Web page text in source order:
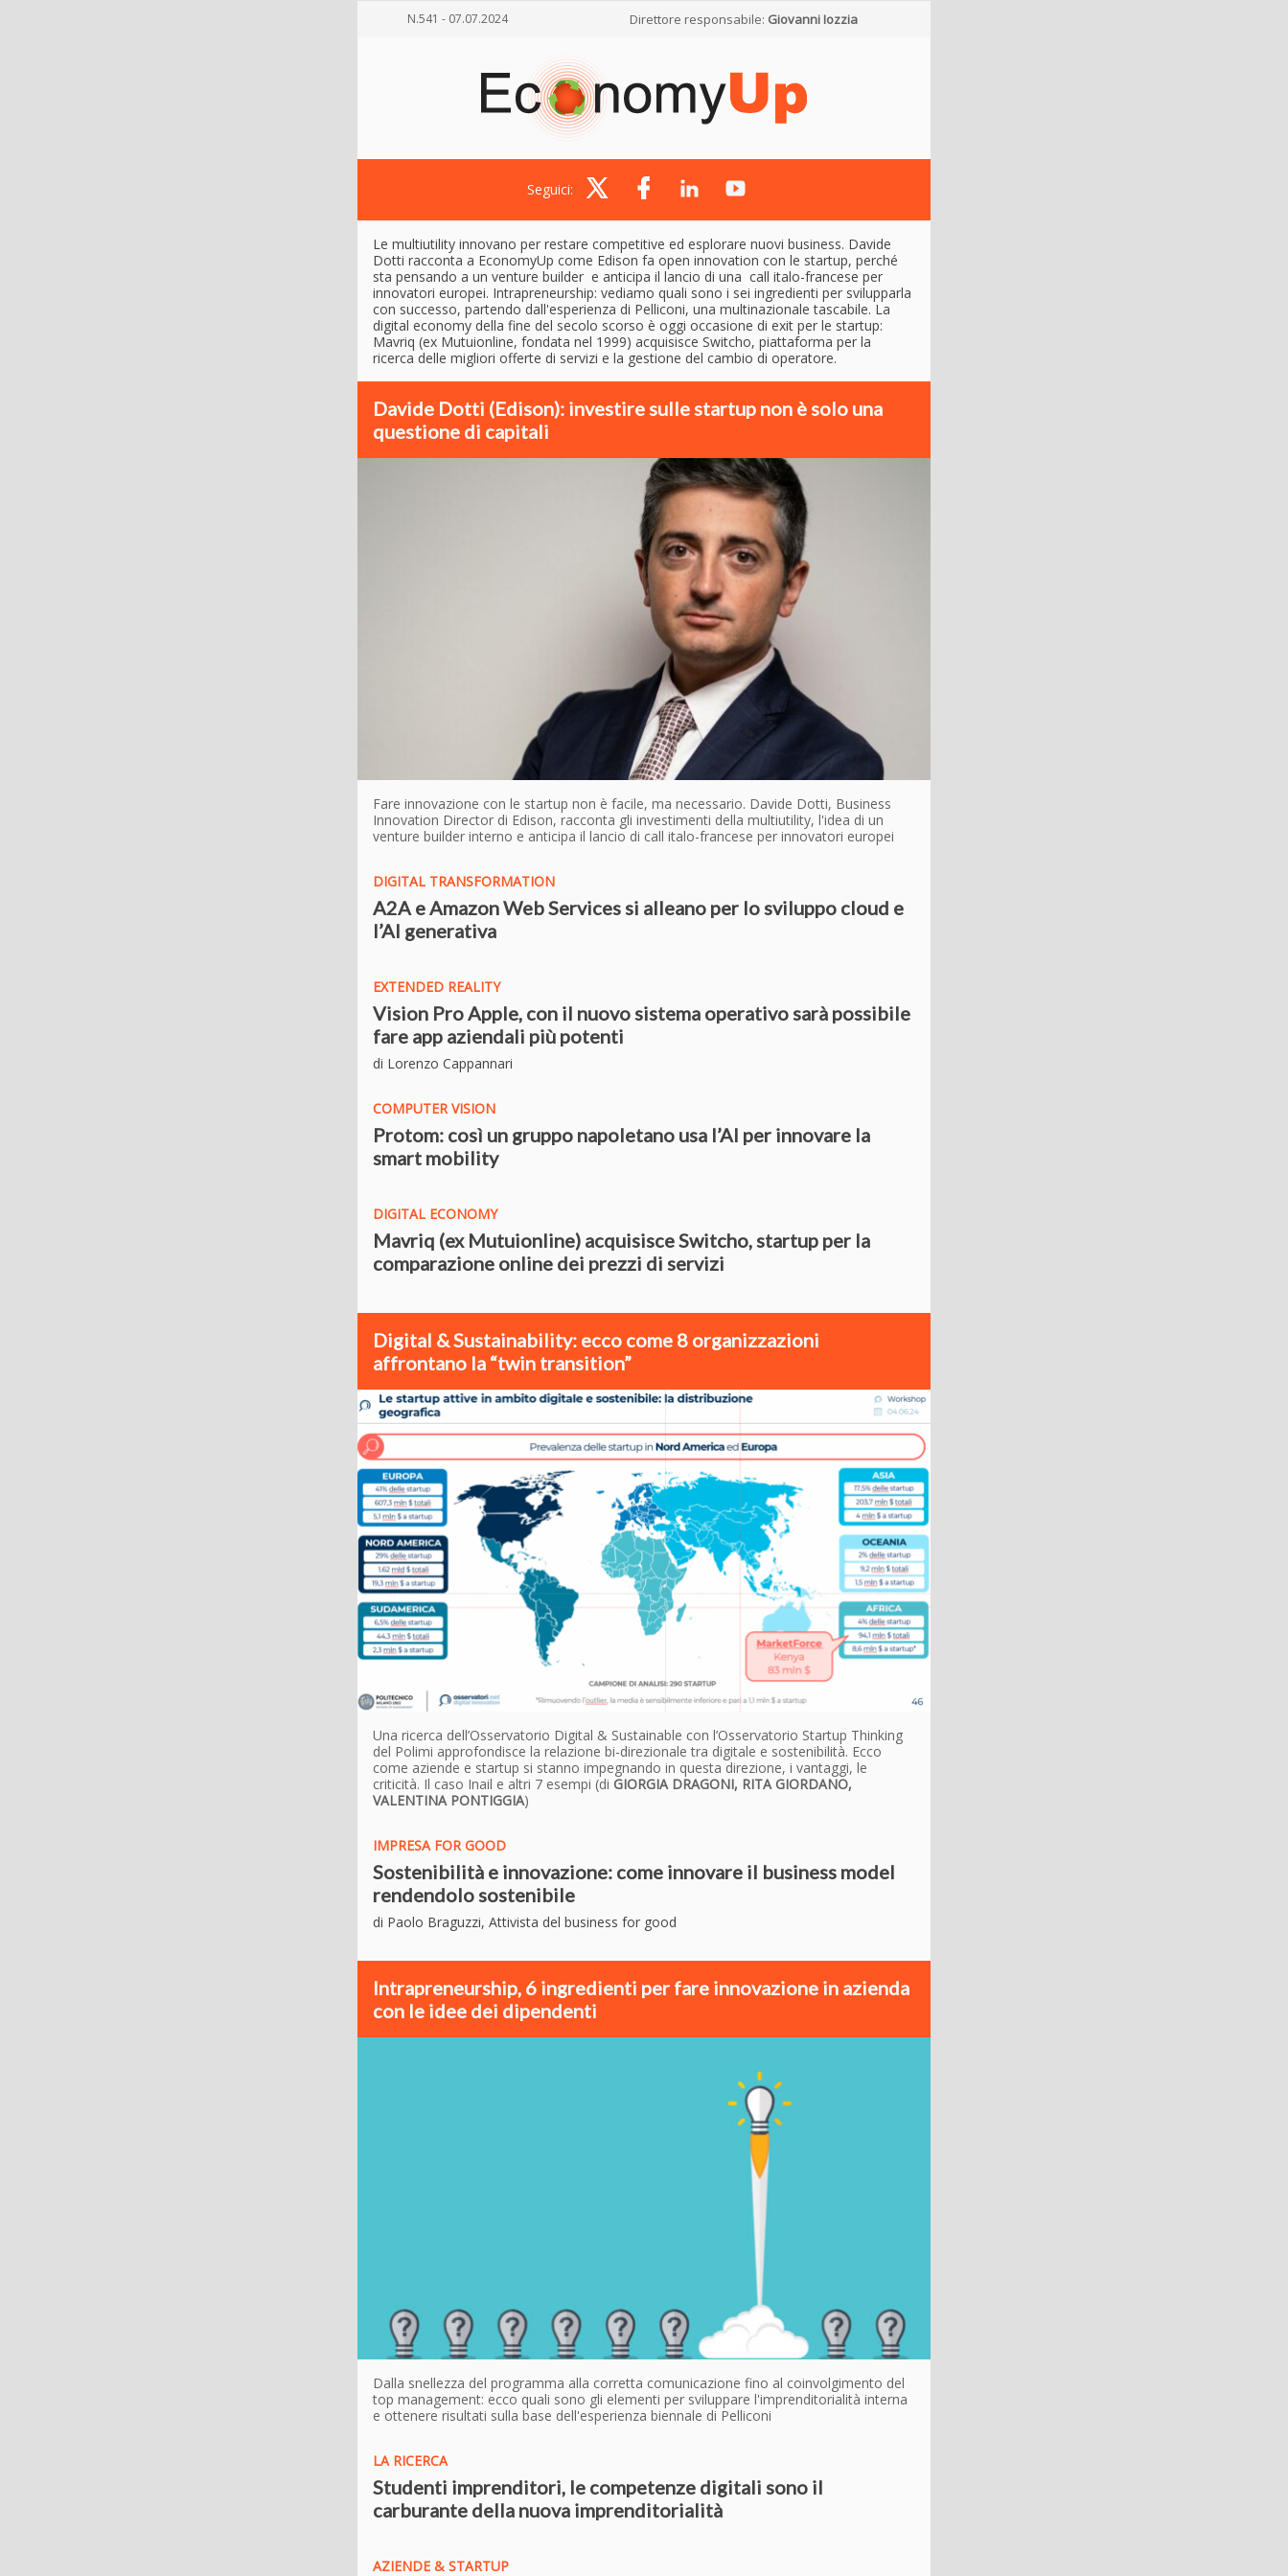
N.541 - 07.07.2024 Direttore responsabile: Giovanni Iozzia
Seguici:
Le multiutility innovano per restare competitive ed esplorare nuovi business. Davide
Dotti racconta a EconomyUp come Edison fa open innovation con le startup, perché
sta pensando a un venture builder e anticipa il lancio di una call italo-francese per
innovatori europei. Intrapreneurship: vediamo quali sono i sei ingredienti per svilupparla
con successo, partendo dall'esperienza di Pelliconi, una multinazionale tascabile. La
digital economy della fine del secolo scorso è oggi occasione di exit per le startup:
Mavriq (ex Mutuionline, fondata nel 1999) acquisisce Switcho, piattaforma per la
ricerca delle migliori offerte di servizi e la gestione del cambio di operatore.
Davide Dotti (Edison): investire sulle startup non è solo una
questione di capitali
Fare innovazione con le startup non è facile, ma necessario. Davide Dotti, Business
Innovation Director di Edison, racconta gli investimenti della multiutility, l'idea di un
venture builder interno e anticipa il lancio di call italo-francese per innovatori europei
DIGITAL TRANSFORMATION
A2A e Amazon Web Services si alleano per lo sviluppo cloud e
l’AI generativa
EXTENDED REALITY
Vision Pro Apple, con il nuovo sistema operativo sarà possibile
fare app aziendali più potenti
di Lorenzo Cappannari
COMPUTER VISION
Protom: così un gruppo napoletano usa l’AI per innovare la
smart mobility
DIGITAL ECONOMY
Mavriq (ex Mutuionline) acquisisce Switcho, startup per la
comparazione online dei prezzi di servizi
Digital & Sustainability: ecco come 8 organizzazioni
affrontano la “twin transition”
Una ricerca dell’Osservatorio Digital & Sustainable con l’Osservatorio Startup Thinking
del Polimi approfondisce la relazione bi-direzionale tra digitale e sostenibilità. Ecco
come aziende e startup si stanno impegnando in questa direzione, i vantaggi, le
criticità. Il caso Inail e altri 7 esempi (di GIORGIA DRAGONI, RITA GIORDANO,
VALENTINA PONTIGGIA)
IMPRESA FOR GOOD
Sostenibilità e innovazione: come innovare il business model
rendendolo sostenibile
di Paolo Braguzzi, Attivista del business for good
Intrapreneurship, 6 ingredienti per fare innovazione in azienda
con le idee dei dipendenti
Dalla snellezza del programma alla corretta comunicazione fino al coinvolgimento del
top management: ecco quali sono gli elementi per sviluppare l'imprenditorialità interna
e ottenere risultati sulla base dell'esperienza biennale di Pelliconi
LA RICERCA
Studenti imprenditori, le competenze digitali sono il
carburante della nuova imprenditorialità
AZIENDE & STARTUP